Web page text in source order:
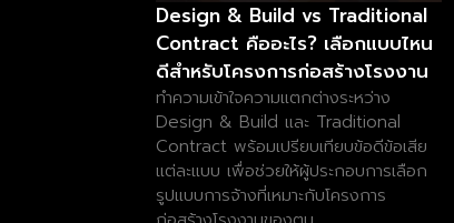
Design & Build vs Traditional
Contract คืออะไร? เลือกแบบไหน
ดีสำหรับโครงการก่อสร้างโรงงาน
ทำความเข้าใจความแตกต่างระหว่าง
Design & Build และ Traditional
Contract พร้อมเปรียบเทียบข้อดีข้อเสีย
แต่ละแบบ เพื่อช่วยให้ผู้ประกอบการเลือก
รูปแบบการจ้างที่เหมาะกับโครงการ